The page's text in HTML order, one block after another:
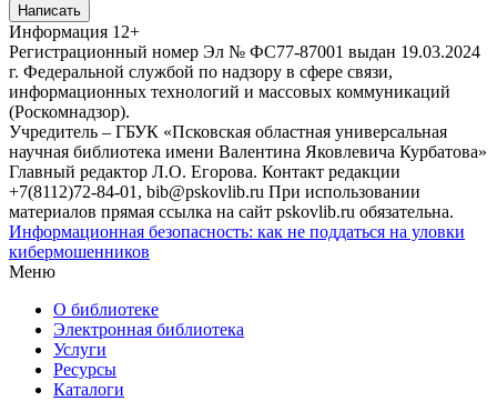
Написать
Информация 12+
Регистрационный номер Эл № ФС77-87001 выдан 19.03.2024
г. Федеральной службой по надзору в сфере связи,
информационных технологий и массовых коммуникаций
(Роскомнадзор).
Учредитель – ГБУК «Псковская областная универсальная
научная библиотека имени Валентина Яковлевича Курбатова»
Главный редактор Л.О. Егорова. Контакт редакции
+7(8112)72-84-01, bib@pskovlib.ru При использовании
материалов прямая ссылка на сайт pskovlib.ru обязательна.
Информационная безопасность: как не поддаться на уловки
кибермошенников
Меню
О библиотеке
Электронная библиотека
Услуги
Ресурсы
Каталоги